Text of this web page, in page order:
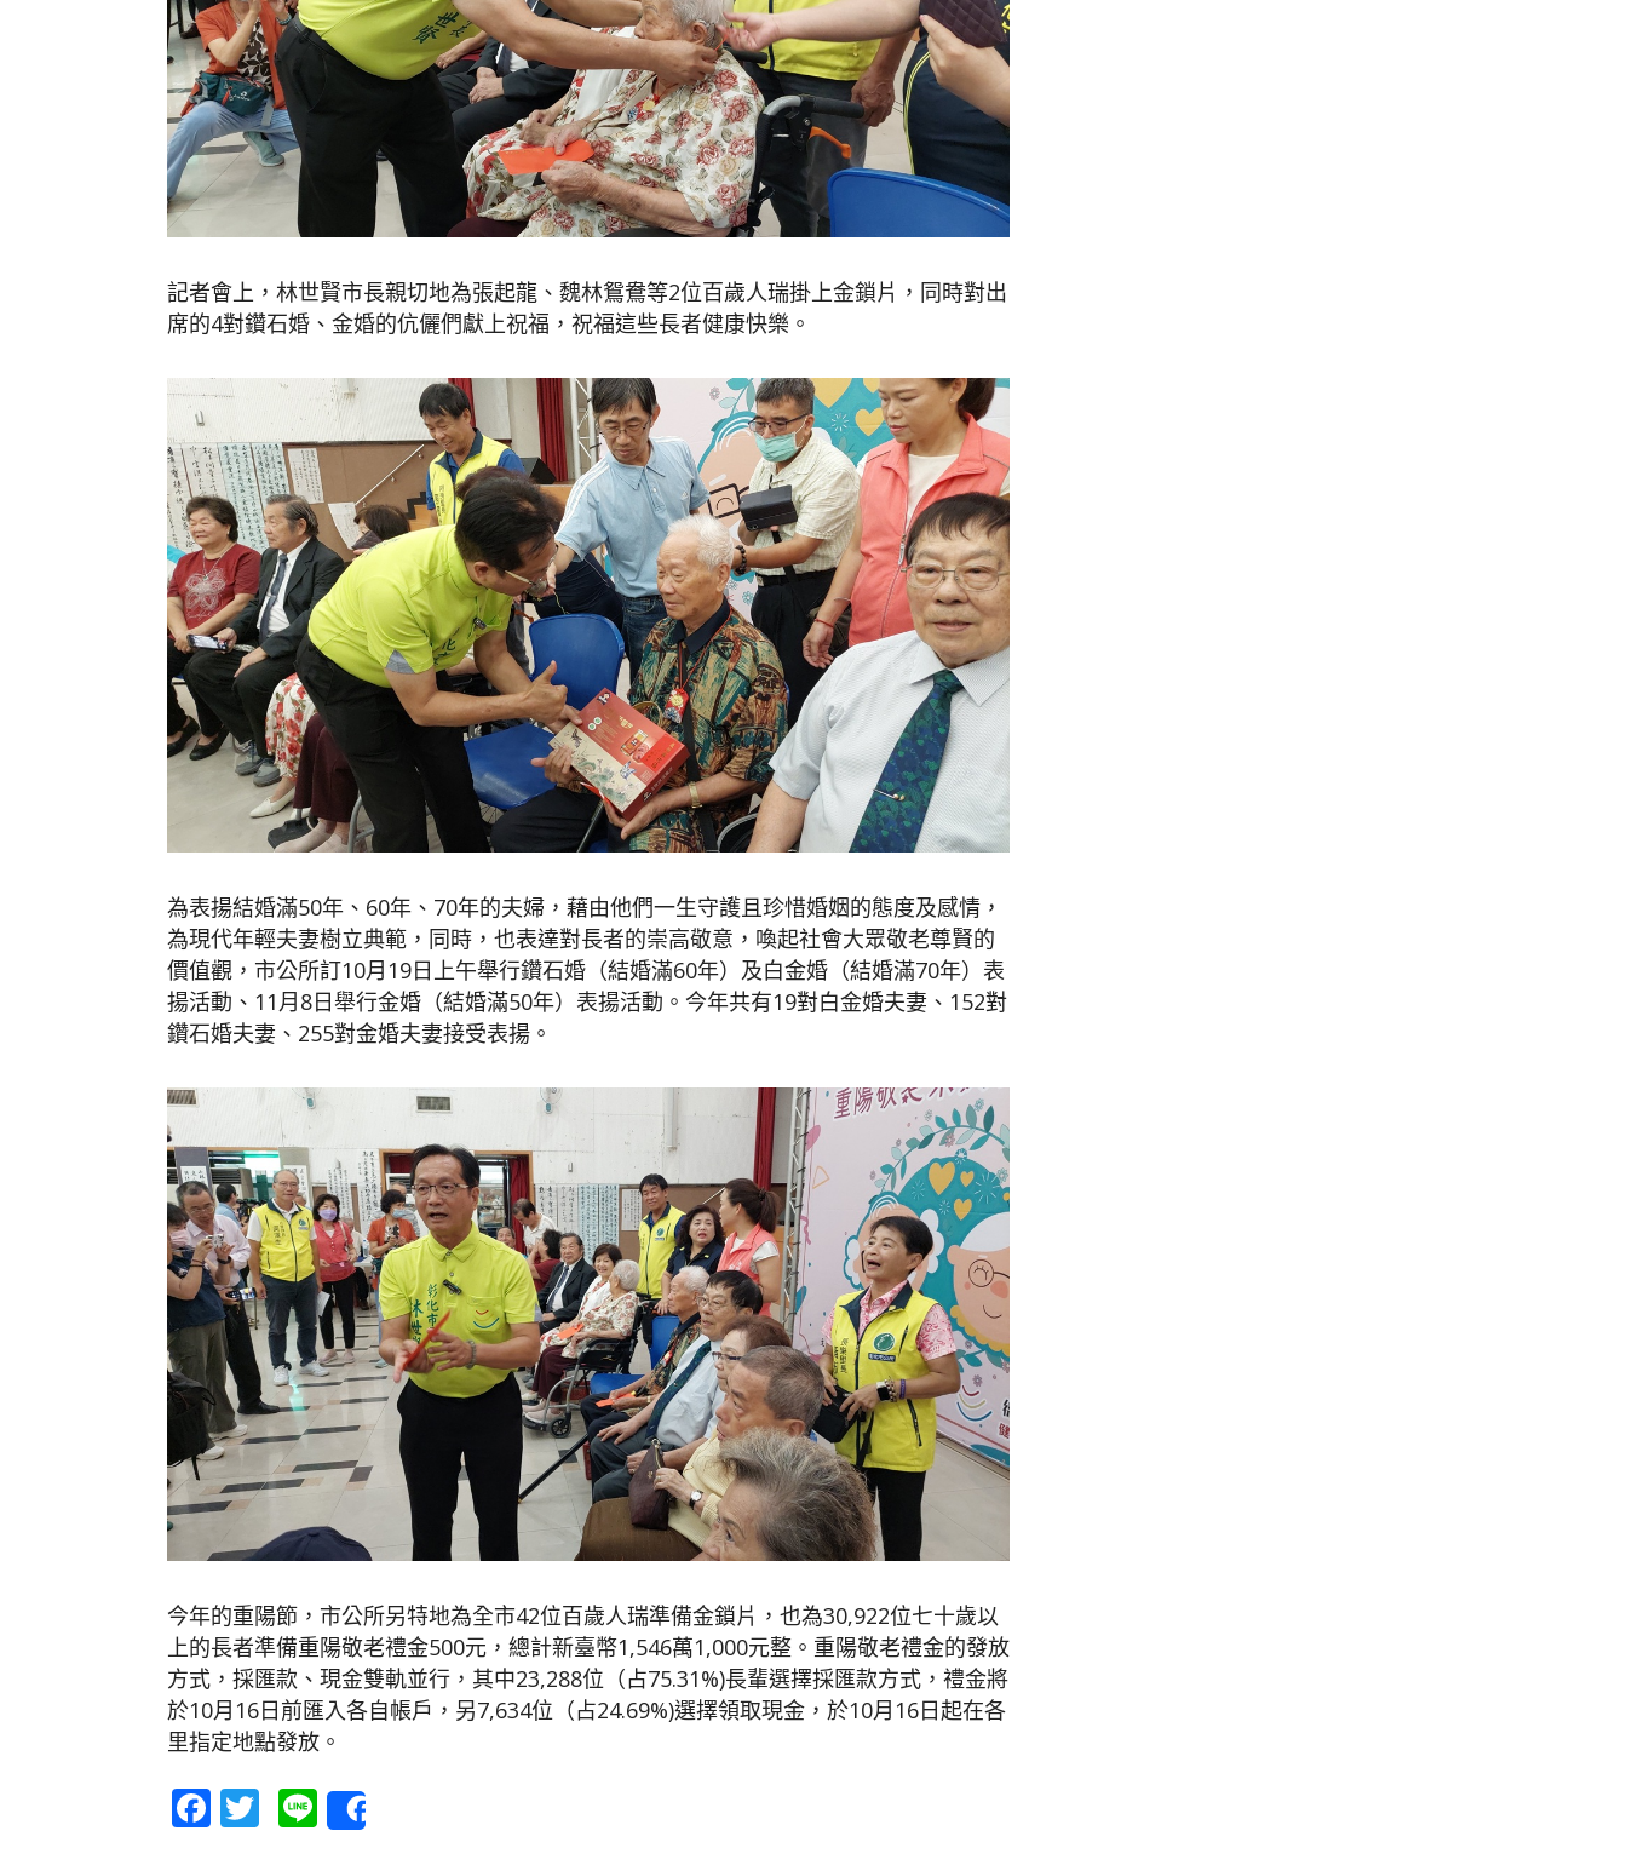
記者會上，林世賢市長親切地為張起龍、魏林鴛鴦等2位百歲人瑞掛上金鎖片，同時對出
席的4對鑽石婚、金婚的伉儷們獻上祝福，祝福這些長者健康快樂。
為表揚結婚滿50年、60年、70年的夫婦，藉由他們一生守護且珍惜婚姻的態度及感情，
為現代年輕夫妻樹立典範，同時，也表達對長者的崇高敬意，喚起社會大眾敬老尊賢的
價值觀，市公所訂10月19日上午舉行鑽石婚（結婚滿60年）及白金婚（結婚滿70年）表
揚活動、11月8日舉行金婚（結婚滿50年）表揚活動。今年共有19對白金婚夫妻、152對
鑽石婚夫妻、255對金婚夫妻接受表揚。
今年的重陽節，市公所另特地為全市42位百歲人瑞準備金鎖片，也為30,922位七十歲以
上的長者準備重陽敬老禮金500元，總計新臺幣1,546萬1,000元整。重陽敬老禮金的發放
方式，採匯款、現金雙軌並行，其中23,288位（占75.31%)長輩選擇採匯款方式，禮金將
於10月16日前匯入各自帳戶，另7,634位（占24.69%)選擇領取現金，於10月16日起在各
里指定地點發放。
Facebook
Twitter
Line